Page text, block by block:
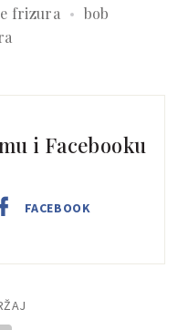
frizura
bob
i Facebooku
FACEBOOK